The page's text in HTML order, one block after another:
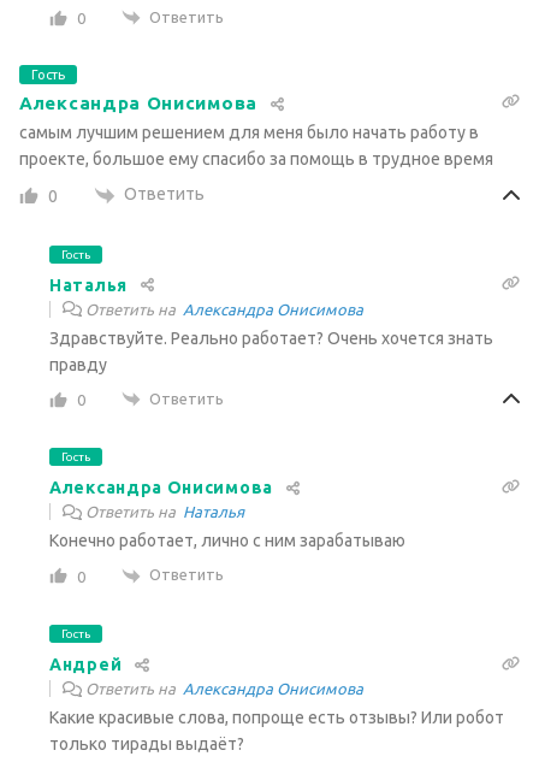
0 Ответить
Гость
Александра Онисимова
самым лучшим решением для меня было начать работу в
проекте, большое ему спасибо за помощь в трудное время
0
Ответить
Гость
Наталья
Ответить на Александра Онисимова
Здравствуйте. Реально работает? Очень хочется знать
правду
0 Ответить
Гость
Александра Онисимова
Ответить на Наталья
Конечно работает, лично с ним зарабатываю
0 Ответить
Гость
Андрей
Ответить на Александра Онисимова
Какие красивые слова, попроще есть отзывы? Или робот
только тирады выдаёт?